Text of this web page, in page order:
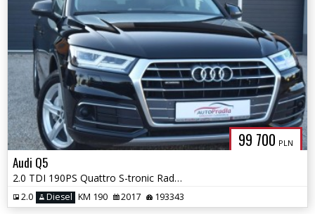
99 700 PLN
Audi Q5
2.0 TDI 190PS Quattro S-tronic Radary Fuul Ledy Keyless-Go Alcantara
2.0 Diesel KM 190 2017 193343